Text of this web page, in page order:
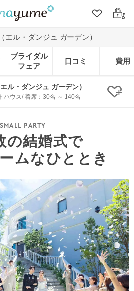
クリップ
ログ
エル・ダンジュ ガーデン）
ブライダル
フェア
口コミ 費用
ル・ダンジュ ガーデン）
ハウス/ 着席：30名 ～ 140名 ク
の結婚式で
ムなひととき